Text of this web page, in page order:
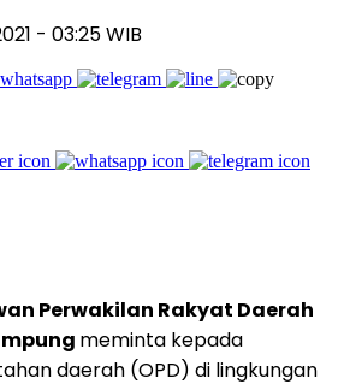
- 03:25 WIB
Perwakilan Rakyat Daerah
meminta kepada
daerah (OPD) di lingkungan